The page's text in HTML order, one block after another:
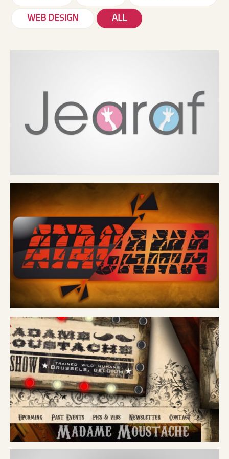
WEB DESIGN ALL
EKLEKTIK
ABSOLUTE AGENCY